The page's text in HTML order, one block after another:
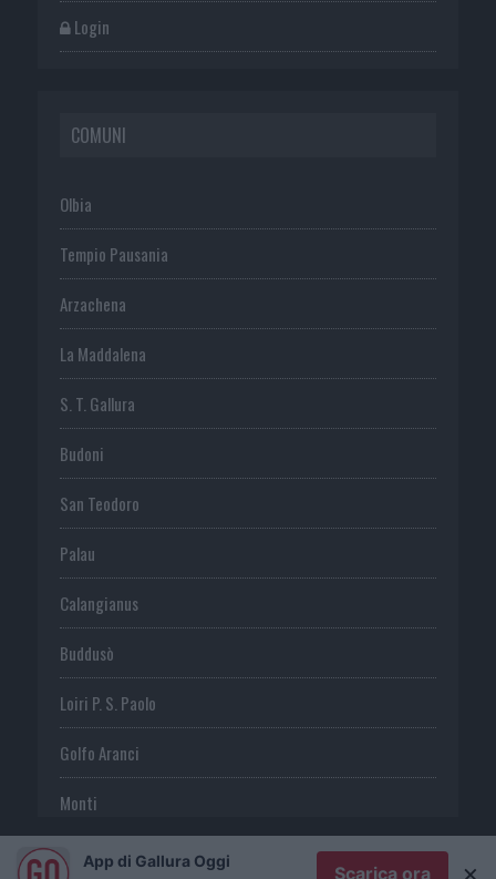
Login
COMUNI
Olbia
Tempio Pausania
Arzachena
La Maddalena
S. T. Gallura
Budoni
San Teodoro
Palau
Calangianus
Buddusò
Loiri P. S. Paolo
Golfo Aranci
Monti
TeltiApp di Gallura Oggi
Scarica ora